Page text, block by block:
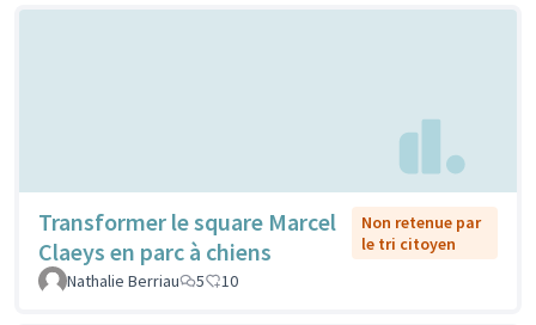
Transformer le square Marcel
Claeys en parc à chiens
Non retenue par
le tri citoyen
Nathalie Berriau
5 10